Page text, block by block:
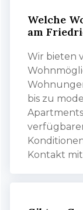
Welche
am
Wir bieten
bis zu
Kontakt